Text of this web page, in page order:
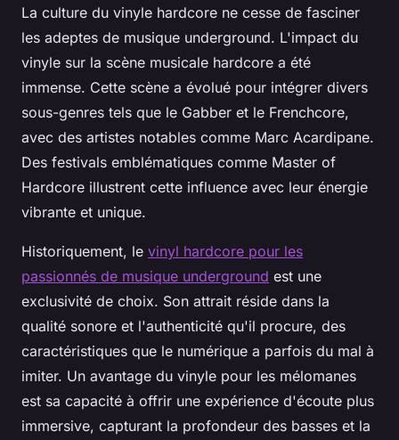
La culture du vinyle hardcore ne cesse de fasciner
les adeptes de musique underground. L'impact du
vinyle sur la scène musicale hardcore a été
immense. Cette scène a évolué pour intégrer divers
sous-genres tels que le Gabber et le Frenchcore,
avec des artistes notables comme Marc Acardipane.
Des festivals emblématiques comme Master of
Hardcore illustrent cette influence avec leur énergie
vibrante et unique.
Historiquement, le vinyl hardcore pour les
passionnés de musique underground est une
exclusivité de choix. Son attrait réside dans la
qualité sonore et l'authenticité qu'il procure, des
caractéristiques que le numérique a parfois du mal à
imiter. Un avantage du vinyle pour les mélomanes
est sa capacité à offrir une expérience d'écoute plus
immersive, capturant la profondeur des basses et la